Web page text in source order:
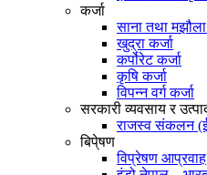
कर्जा
साना तथा मझौला
खुद्रा कर्जा
कर्पोरेट कर्जा
कृषि कर्जा
विपन्न वर्ग कर्जा
सरकारी व्यवसाय र
राजस्व संकलन
बिपे्षण
विप्रेषण आप्रवाह